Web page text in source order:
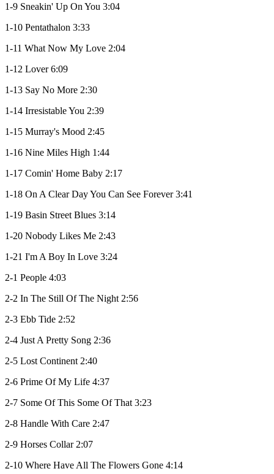
1-9 Sneakin' Up On You 3:04
1-10 Pentathalon 3:33
1-11 What Now My Love 2:04
1-12 Lover 6:09
1-13 Say No More 2:30
1-14 Irresistable You 2:39
1-15 Murray's Mood 2:45
1-16 Nine Miles High 1:44
1-17 Comin' Home Baby 2:17
1-18 On A Clear Day You Can See Forever 3:41
1-19 Basin Street Blues 3:14
1-20 Nobody Likes Me 2:43
1-21 I'm A Boy In Love 3:24
2-1 People 4:03
2-2 In The Still Of The Night 2:56
2-3 Ebb Tide 2:52
2-4 Just A Pretty Song 2:36
2-5 Lost Continent 2:40
2-6 Prime Of My Life 4:37
2-7 Some Of This Some Of That 3:23
2-8 Handle With Care 2:47
2-9 Horses Collar 2:07
2-10 Where Have All The Flowers Gone 4:14